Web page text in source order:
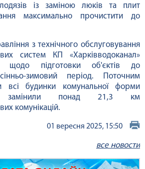
із заміною люків та плит
максимально прочистити до
з технічного обслуговування
систем КП «Харківводоканал»
щодо підготовки об'єктів до
зимовий період. Поточним
всі будинки комунальної форми
замінили понад 21,3 км
комунікацій.
01 вересня 2025, 15:50
все новости